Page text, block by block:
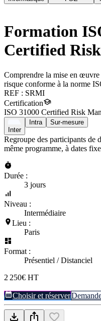
Formation
Certified
Comprendre la mise en œuvre
risque conforme à la norme
REF : SRMI
Certification
ISO 31000 Certified Risk
Inter
Intra Sur-mesure
Regroupe des participants de
même programme, à dates
Durée :
3 jours
Niveau :
Intermédiaire
Lieu :
Paris
Format :
Présentiel / Distanciel
2 250€ HT
Choisir et réserver